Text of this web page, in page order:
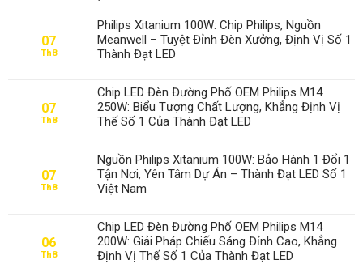
07
Th8
Philips Xitanium 100W: Chip Philips, Nguồn
Meanwell – Tuyệt Đỉnh Đèn Xưởng, Định Vị Số 1
Thành Đạt LED
07
Th8
Chip LED Đèn Đường Phố OEM Philips M14
250W: Biểu Tượng Chất Lượng, Khẳng Định Vị
Thế Số 1 Của Thành Đạt LED
07
Th8
Nguồn Philips Xitanium 100W: Bảo Hành 1 Đổi 1
Tận Nơi, Yên Tâm Dự Án – Thành Đạt LED Số 1
Việt Nam
06
Th8
Chip LED Đèn Đường Phố OEM Philips M14
200W: Giải Pháp Chiếu Sáng Đỉnh Cao, Khẳng
Định Vị Thế Số 1 Của Thành Đạt LED